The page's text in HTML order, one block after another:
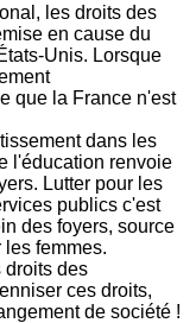
les droits des
en cause du
Unis. Lorsque
que la France n'est
dans les
l'éducation renvoie
Lutter pour les
publics c'est
des foyers, source
femmes.
droits des
ces droits,
de société !